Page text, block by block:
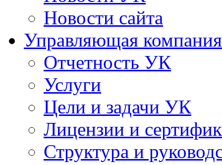
Новости сайта
Управляющая компания
Отчетность УК
Услуги
Цели и задачи УК
Лицензии и
Структура и